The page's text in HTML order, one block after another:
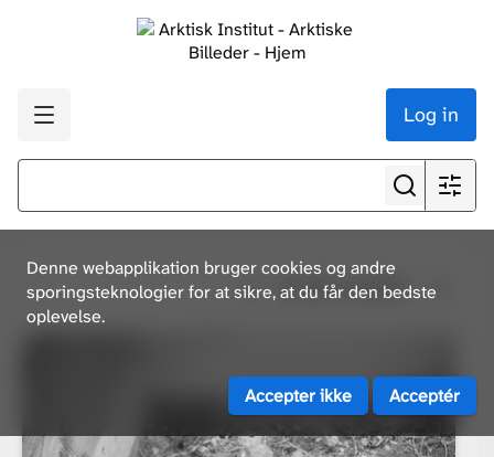
Log in
Denne webapplikation bruger cookies og andre
sporingsteknologier for at sikre, at du får den bedste
oplevelse.
Se alle resultater